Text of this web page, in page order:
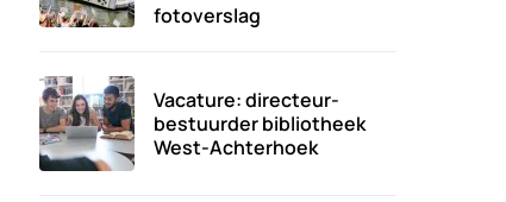
fotoverslag
Vacature: directeur-
bestuurder bibliotheek
West-Achterhoek